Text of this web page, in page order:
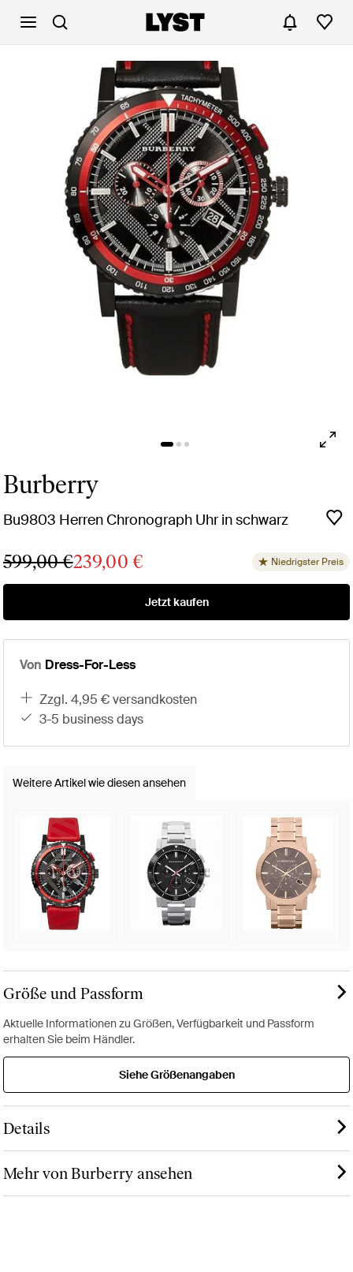
Burberry
Bu9803 Herren Chronograph Uhr in schwarz
599,00 €239,00 € Niedrigster Preis
Jetzt kaufen
Von Dress-For-Less
zzgl. 4,95 € versandkosten
3-5 business days
Weitere Artikel wie diesen ansehen
Größe und Passform
Aktuelle Informationen zu Größen, Verfügbarkeit und Passform
erhalten Sie beim Händler.
Siehe Größenangaben
Details
Mehr von Burberry ansehen